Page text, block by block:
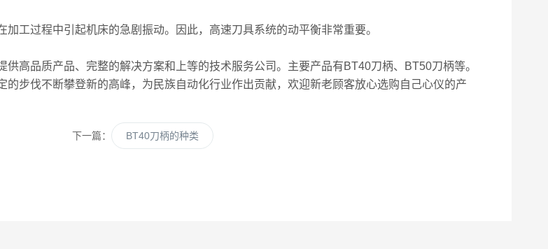
工过程中引起机床的急剧振动。因此，高速刀具系统的动平衡非常重要。
高品质产品、完整的解决方案和上等的技术服务公司。主要产品有BT40刀柄、BT50刀柄等。
步伐不断攀登新的高峰，为民族自动化行业作出贡献，欢迎新老顾客放心选购自己心仪的产
下一篇： BT40刀柄的种类